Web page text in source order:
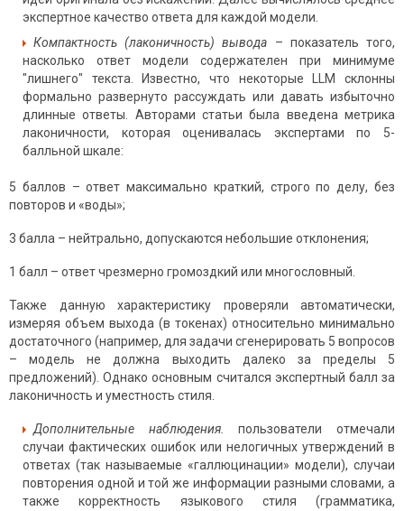
экспертное качество ответа для каждой модели.
Компактность (лаконичность) вывода – показатель того,
насколько ответ модели содержателен при минимуме
"лишнего" текста. Известно, что некоторые LLM склонны
формально развернуто рассуждать или давать избыточно
длинные ответы. Авторами статьи была введена метрика
лаконичности, которая оценивалась экспертами по 5-
балльной шкале:
5 баллов – ответ максимально краткий, строго по делу, без
повторов и «воды»;
3 балла – нейтрально, допускаются небольшие отклонения;
1 балл – ответ чрезмерно громоздкий или многословный.
Также данную характеристику проверяли автоматически,
измеряя объем выхода (в токенах) относительно минимально
достаточного (например, для задачи сгенерировать 5 вопросов
– модель не должна выходить далеко за пределы 5
предложений). Однако основным считался экспертный балл за
лаконичность и уместность стиля.
Дополнительные наблюдения.
пользователи отмечали
случаи фактических ошибок или нелогичных утверждений в
ответах (так называемые «галлюцинации» модели), случаи
повторения одной и той же информации разными словами, а
также корректность языкового стиля (грамматика,